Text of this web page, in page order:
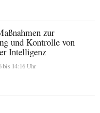
zur
und Kontrolle von
Intelligenz
bis 14:16 Uhr